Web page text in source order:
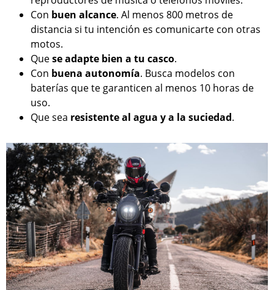
Con buen alcance. Al menos 800 metros de
distancia si tu intención es comunicarte con otras
motos.
Quese adapte bien a tu casco.
Con buena autonomía. Busca modelos con
baterías que te garanticen al menos 10 horas de
uso.
Que sea resistente al agua y a la suciedad.